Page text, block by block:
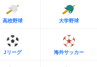
高校野球 大学野球
Jリーグ 海外サッカー